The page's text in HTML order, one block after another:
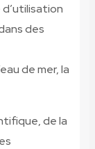
des
de mer, la
de la